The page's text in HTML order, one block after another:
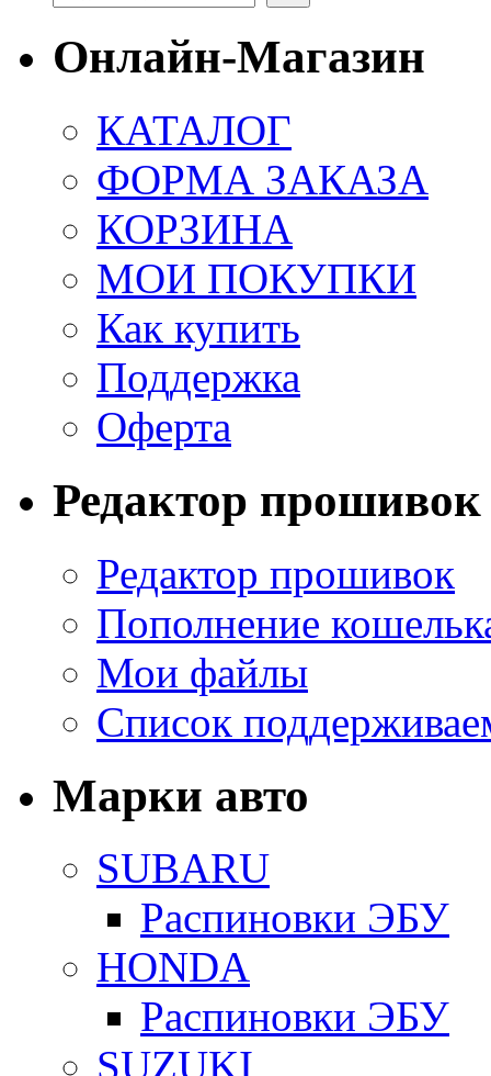
Онлайн-Магазин
КАТАЛОГ
ФОРМА ЗАКАЗА
КОРЗИНА
МОИ ПОКУПКИ
Как купить
Поддержка
Оферта
Редактор прошивок
Редактор прошивок
Пополнение
Мои файлы
Список
Марки авто
SUBARU
Распиновки ЭБУ
HONDA
Распиновки ЭБУ
SUZUKI